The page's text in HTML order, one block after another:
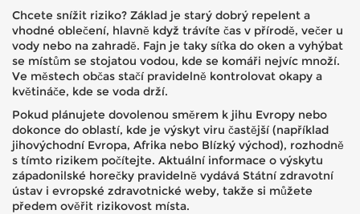
Chcete snížit riziko? Základ je starý dobrý repelent a
vhodné oblečení, hlavně když trávíte čas v přírodě, večer u
vody nebo na zahradě. Fajn je taky síťka do oken a vyhýbat
se místům se stojatou vodou, kde se komáři nejvíc množí.
Ve městech občas stačí pravidelně kontrolovat okapy a
květináče, kde se voda drží.
Pokud plánujete dovolenou směrem k jihu Evropy nebo
dokonce do oblastí, kde je výskyt viru častější (například
jihovýchodní Evropa, Afrika nebo Blízký východ), rozhodně
s tímto rizikem počítejte. Aktuální informace o výskytu
západonilské horečky pravidelně vydává Státní zdravotní
ústav i evropské zdravotnické weby, takže si můžete
předem ověřit rizikovost místa.